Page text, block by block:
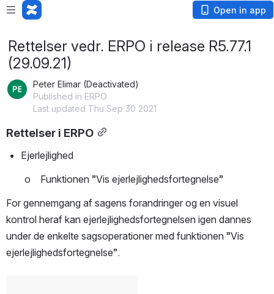
Open in app
Rettelser vedr. ERPO i release R5.77.1
(29.09.21)
Peter Elimar (Deactivated)
Published in ERPO
Last updated Thu Sep 30 2021
Rettelser i ERPO
Ejerlejlighed
o    Funktionen ”Vis ejerlejlighedsfortegnelse”
For gennemgang af sagens forandringer og en visuel
kontrol heraf kan ejerlejlighedsfortegnelsen igen dannes
under de enkelte sagsoperationer med funktionen ”Vis
ejerlejlighedsfortegnelse”.